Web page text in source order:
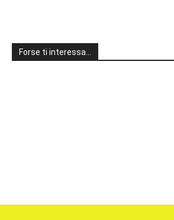
Forse ti interessa…